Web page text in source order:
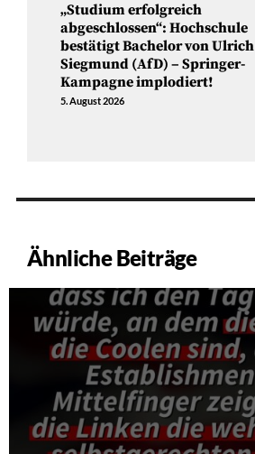
„Studium erfolgreich
abgeschlossen“: Hochschule
bestätigt Bachelor von Ulrich
Siegmund (AfD) – Springer-
Kampagne implodiert!
5. August 2026
Ähnliche Beiträge